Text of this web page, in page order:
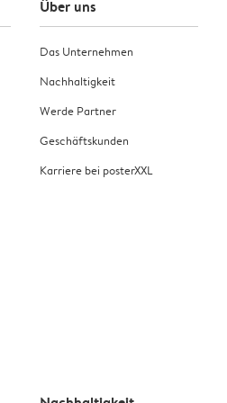
Über uns
Das Unternehmen
Nachhaltigkeit
Werde Partner
Geschäftskunden
Karriere bei posterXXL